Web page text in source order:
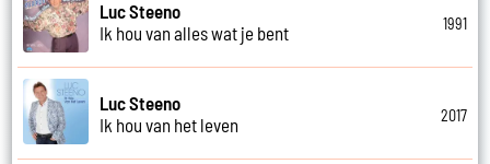
Luc Steeno
Ik hou van alles wat je bent
1991
Luc Steeno
Ik hou van het leven
2017